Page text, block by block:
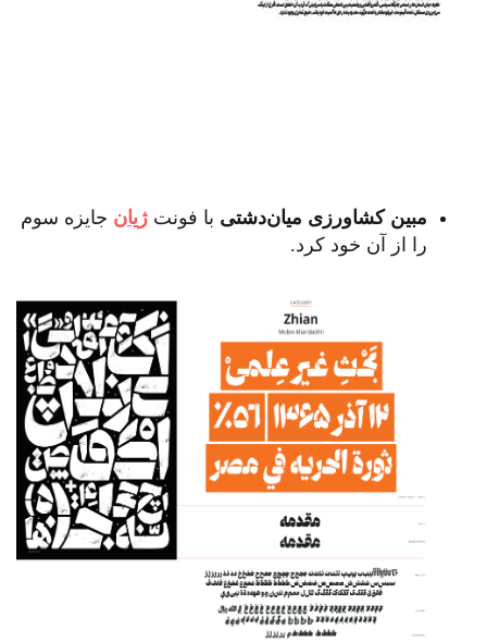
مبین کشاورزی میان‌دشتی با فونت ژیان جایزه سوم
را از آن خود کرد.